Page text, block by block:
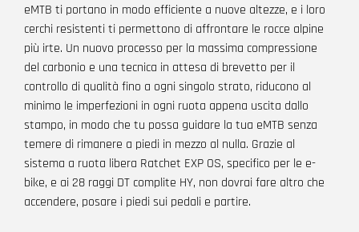
eMTB ti portano in modo efficiente a nuove altezze, e i loro
cerchi resistenti ti permettono di affrontare le rocce alpine
più irte. Un nuovo processo per la massima compressione
del carbonio e una tecnica in attesa di brevetto per il
controllo di qualità fino a ogni singolo strato, riducono al
minimo le imperfezioni in ogni ruota appena uscita dallo
stampo, in modo che tu possa guidare la tua eMTB senza
temere di rimanere a piedi in mezzo al nulla. Grazie al
sistema a ruota libera Ratchet EXP OS, specifico per le e-
bike, e ai 28 raggi DT complite HY, non dovrai fare altro che
accendere, posare i piedi sui pedali e partire.